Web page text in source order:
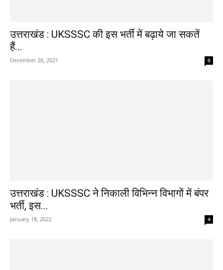
उत्तराखंड : UKSSSC की इस भर्ती में बढ़ाये जा सकतें
हैं...
December 28, 2021 0
उत्तराखंड : UKSSSC ने निकाली विभिन्न विभागों में बंपर
भर्ती, इस...
January 18, 2022 4